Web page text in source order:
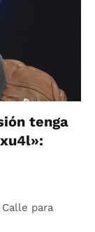
tenga
para